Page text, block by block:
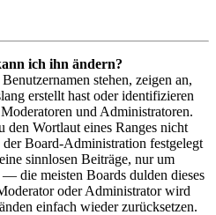
ich ihn ändern?
stehen, zeigen an,
erstellt hast oder identifizieren
und Administratoren.
den Wortlaut eines Ranges nicht
Board-Administration festgelegt
sinnlosen Beiträge, nur um
die meisten Boards dulden dieses
oder Administrator wird
einfach wieder zurücksetzen.